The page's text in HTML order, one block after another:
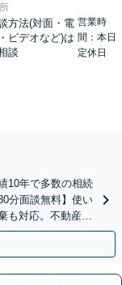
方法(対面・電
ビデオなど)は
談
営業時
間：本日
定休日
10年で多数の相続
分面談無料】使い
も対応。不動産相